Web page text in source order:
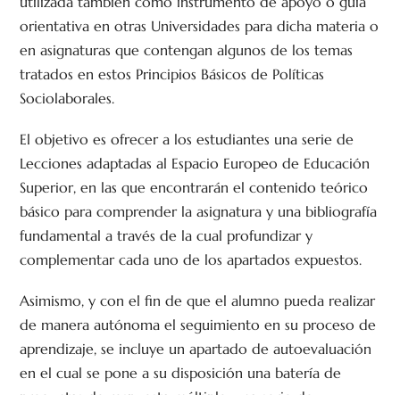
orientativa en otras Universidades para dicha materia o
en asignaturas que contengan algunos de los temas
tratados en estos Principios Básicos de Políticas
Sociolaborales.
El objetivo es ofrecer a los estudiantes una serie de
Lecciones adaptadas al Espacio Europeo de Educación
Superior, en las que encontrarán el contenido teórico
básico para comprender la asignatura y una bibliografía
fundamental a través de la cual profundizar y
complementar cada uno de los apartados expuestos.
Asimismo, y con el fin de que el alumno pueda realizar
de manera autónoma el seguimiento en su proceso de
aprendizaje, se incluye un apartado de autoevaluación
en el cual se pone a su disposición una batería de